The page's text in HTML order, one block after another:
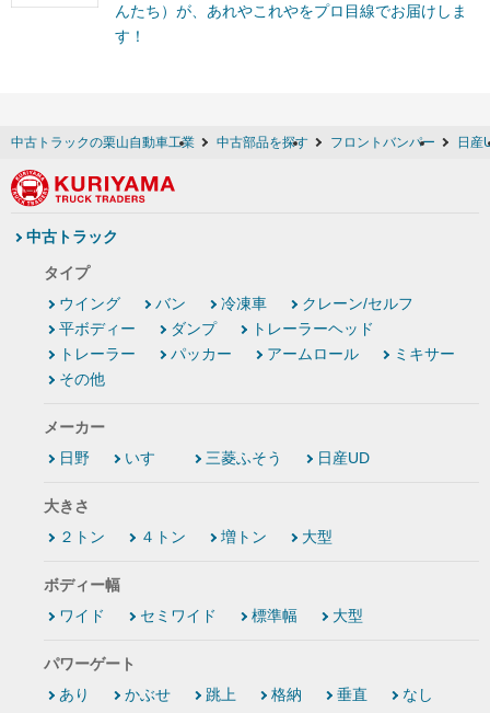
んたち）が、あれやこれやをプロ目線でお届けしま
す！
中古トラックの栗山自動車工業 中古部品を探す フロントバンパー 日産
中古トラック
タイプ
ウイング
バン 冷凍車
クレーン/セルフ
平ボディー
ダンプ
トレーラーヘッド
トレーラー
パッカー アームロール
ミキサー
その他
メーカー
日野
いすゞ 三菱ふそう 日産UD
大きさ
２トン
４トン 増トン 大型
ボディー幅
ワイド
セミワイド 標準幅 大型
パワーゲート
あり
かぶせ 跳上 格納 垂直 なし